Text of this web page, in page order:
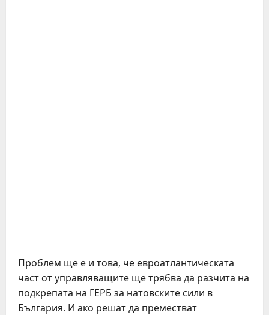
Проблем ще е и това, че евроатлантическата
част от управляващите ще трябва да разчита на
подкрепата на ГЕРБ за натовските сили в
България. И ако решат да преместват